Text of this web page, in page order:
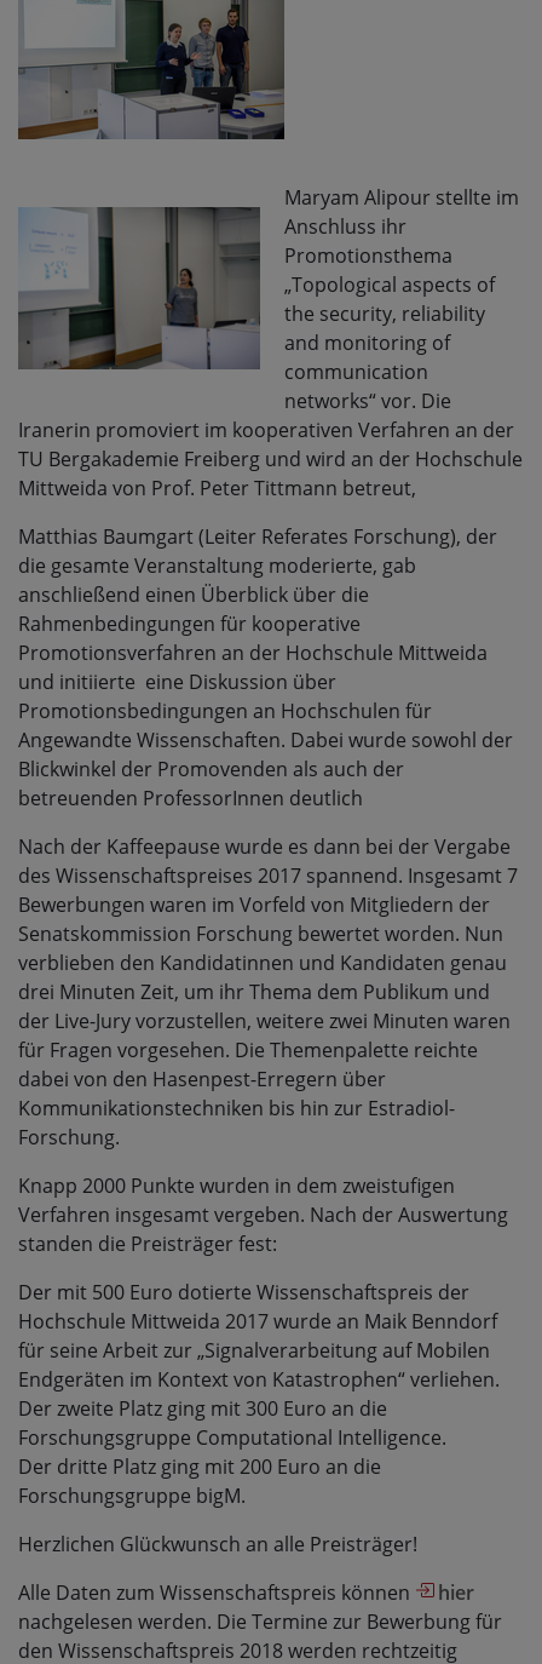
Maryam Alipour stellte im
Anschluss ihr
Promotionsthema
„Topological aspects of
the security, reliability
and monitoring of
communication
networks“ vor. Die
Iranerin promoviert im kooperativen Verfahren an der
TU Bergakademie Freiberg und wird an der Hochschule
Mittweida von Prof. Peter Tittmann betreut,
Matthias Baumgart (Leiter Referates Forschung), der
die gesamte Veranstaltung moderierte, gab
anschließend einen Überblick über die
Rahmenbedingungen für kooperative
Promotionsverfahren an der Hochschule Mittweida
und initiierte eine Diskussion über
Promotionsbedingungen an Hochschulen für
Angewandte Wissenschaften. Dabei wurde sowohl der
Blickwinkel der Promovenden als auch der
betreuenden ProfessorInnen deutlich
Nach der Kaffeepause wurde es dann bei der Vergabe
des Wissenschaftspreises 2017 spannend. Insgesamt 7
Bewerbungen waren im Vorfeld von Mitgliedern der
Senatskommission Forschung bewertet worden. Nun
verblieben den Kandidatinnen und Kandidaten genau
drei Minuten Zeit, um ihr Thema dem Publikum und
der Live-Jury vorzustellen, weitere zwei Minuten waren
für Fragen vorgesehen. Die Themenpalette reichte
dabei von den Hasenpest-Erregern über
Kommunikationstechniken bis hin zur Estradiol-
Forschung.
Knapp 2000 Punkte wurden in dem zweistufigen
Verfahren insgesamt vergeben. Nach der Auswertung
standen die Preisträger fest:
Der mit 500 Euro dotierte Wissenschaftspreis der
Hochschule Mittweida 2017 wurde an Maik Benndorf
für seine Arbeit zur „Signalverarbeitung auf Mobilen
Endgeräten im Kontext von Katastrophen“ verliehen.
Der zweite Platz ging mit 300 Euro an die
Forschungsgruppe Computational Intelligence.
Der dritte Platz ging mit 200 Euro an die
Forschungsgruppe bigM.
Herzlichen Glückwunsch an alle Preisträger!
Alle Daten zum Wissenschaftspreis können
hier
nachgelesen werden. Die Termine zur Bewerbung für
den Wissenschaftspreis 2018 werden rechtzeitig